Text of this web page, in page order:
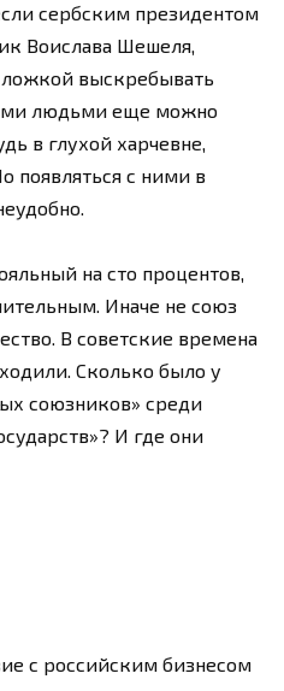
сербским президентом
Воислава Шешеля,
выскребывать
людьми еще можно
в глухой харчевне,
появляться с ними в
на сто процентов,
Иначе не союз
В советские времена
Сколько было у
союзников» среди
И где они
с российским бизнесом